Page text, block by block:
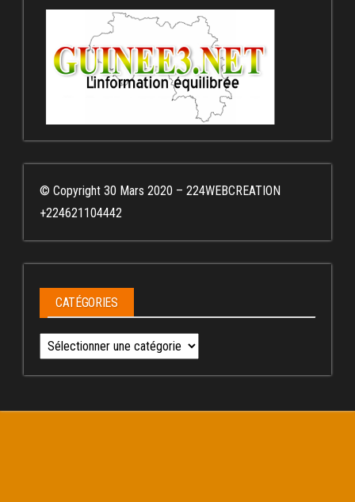
© Copyright 30 Mars 2020 – 224WEBCREATION
+224621104442
CATÉGORIES
Catégories